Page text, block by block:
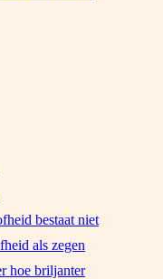
bestaat niet
als zegen
hoe briljanter